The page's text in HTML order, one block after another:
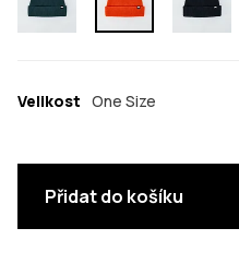
Velikost One Size
Přidat do košíku